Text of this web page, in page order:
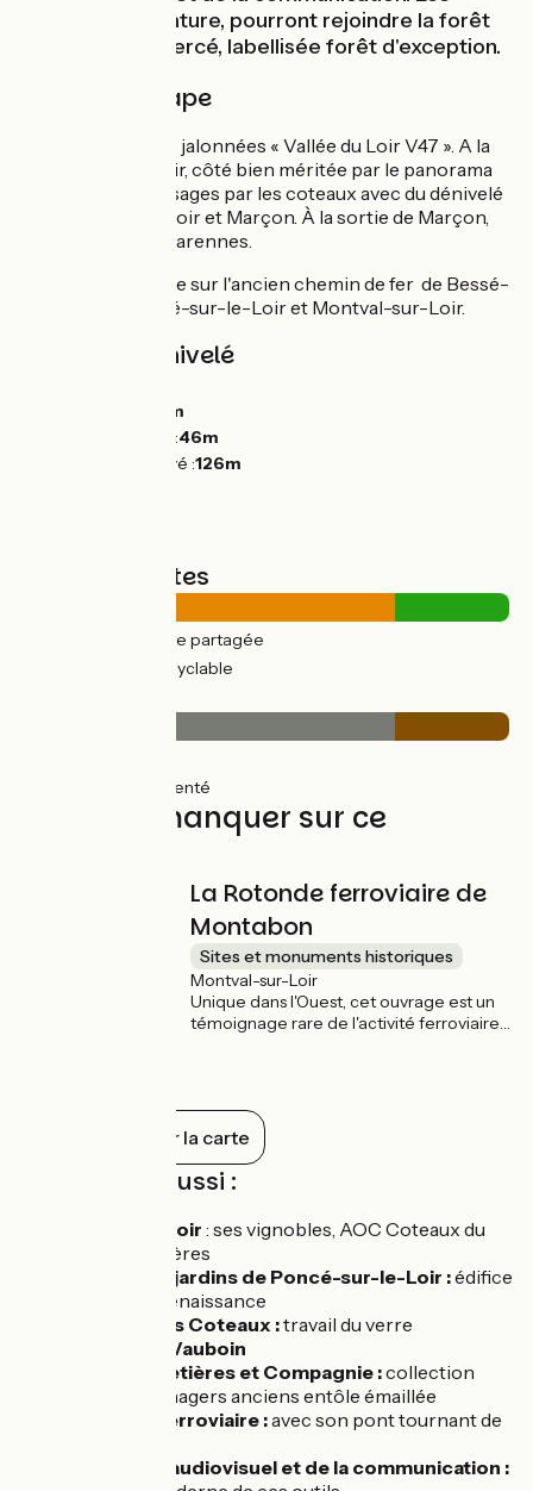
amoureux de nature, pourront rejoindre la forêt
domaniale de Bercé, labellisée forêt d'exception.
Détail de l'étape
Sur petites routes jalonnées « Vallée du Loir V47 ». A la
Chatre-sur-le-Loir, côté bien méritée par le panorama
Jeanne d'Arc. Passages par les coteaux avec du dénivelé
entre Ruillé-sur-Loir et Marçon. À la sortie de Marçon,
longez le lac des Varennes.
Nouvelle voie verte sur l'ancien chemin de fer de Bessé-
sur-Braye à Poncé-sur-le-Loir et Montval-sur-Loir.
Pentes et dénivelé
130m
Point le plus bas :46m
Point le plus élevé :126m
Types de routes
(76%) Route partagée
(23%) Voie cyclable
(23%) Accidenté
À ne pas manquer sur ce
La Rotonde ferroviaire de
Montabon
Sites et monuments historiques
Montval-sur-Loir
Unique dans l'Ouest, cet ouvrage est un
témoignage rare de l'activité ferroviaire
machines ou wagons y sont remisés sur
les voies intérieures et extérieures.
Tout afficher sur la carte
À découvrir aussi :
Ruillé-sur-Loir : ses vignobles, AOC Coteaux du
Loir et Jasnières
Château et jardins de Poncé-sur-le-Loir :édifice
de la 1ière Renaissance
Verrerie des Coteaux :travail du verre
Prieuré de Vauboin
Musée Cafetières et Compagnie :collection
d’objets ménagers anciens entôle émaillée
Rotonde Ferroviaire :avec son pont tournant de
Musée de l’audiovisuel et de la communication :